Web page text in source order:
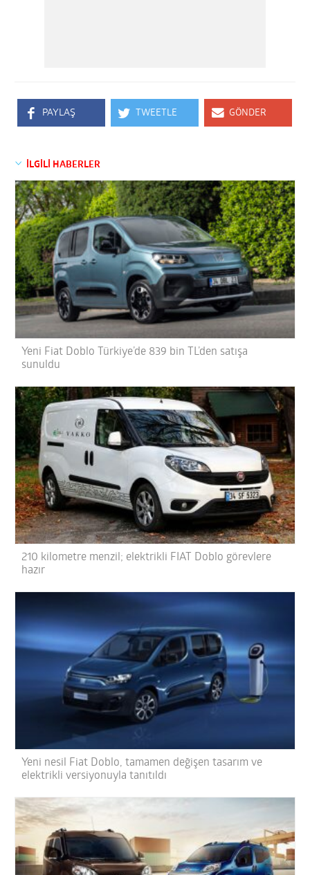
PAYLAŞ TWEETLE GÖNDER
İLGİLİ HABERLER
Yeni Fiat Doblo Türkiye’de 839 bin TL’den satışa
sunuldu
210 kilometre menzil; elektrikli FIAT Doblo görevlere
hazır
Yeni nesil Fiat Doblo, tamamen değişen tasarım ve
elektrikli versiyonuyla tanıtıldı